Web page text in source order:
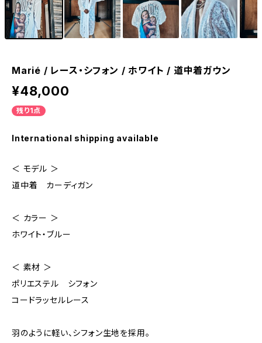
Marié / レース・シフォン / ホワイト / 道中着ガウン
¥48,000
残り1点
International shipping available
＜ モデル ＞
道中着 カーディガン
＜ カラー ＞
ホワイト・ブルー
＜ 素材 ＞
ポリエステル シフォン
コードラッセルレース
羽のように軽い、シフォン生地を採用。